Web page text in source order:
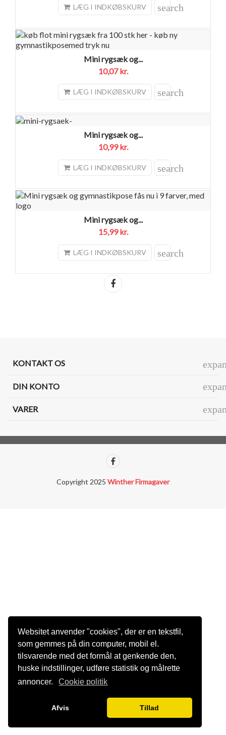
Websitet anvender "cookies", der er en tekstfil,
som gemmes på din computer, mobil el.
tilsvarende med det formål at genkende den,
huske indstillinger, udføre statistik og målrette
annoncer.
Cookie politik
Afvis Tillad
LÆG I INDKØBSKURV search
Mini rygsæk og...
10,07 kr.
LÆG I INDKØBSKURV search
Mini rygsæk og...
10,99 kr.
LÆG I INDKØBSKURV search
Mini rygsæk og...
15,99 kr.
LÆG I INDKØBSKURV search
KONTAKT OS
DIN KONTO
VARER
Copyright 2025 Winther Firmagaver